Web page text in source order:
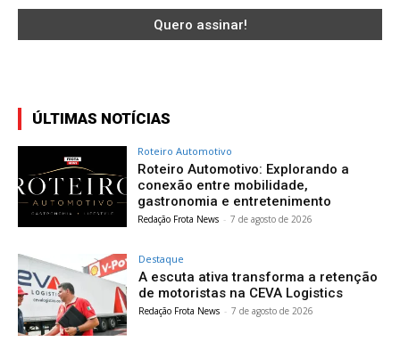
ÚLTIMAS NOTÍCIAS
Roteiro Automotivo
Roteiro Automotivo: Explorando a
conexão entre mobilidade,
gastronomia e entretenimento
Redação Frota News - 7 de agosto de 2026
Destaque
A escuta ativa transforma a retenção
de motoristas na CEVA Logistics
Redação Frota News - 7 de agosto de 2026